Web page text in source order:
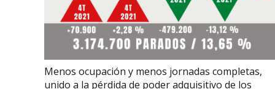
Menos ocupación y menos jornadas completas,
unido a la pérdida de poder adquisitivo de los